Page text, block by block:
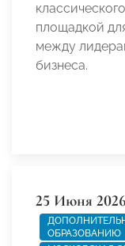
площадкой
между
бизнеса.
25 Июня 2026
ОБРАЗОВАНИЮ